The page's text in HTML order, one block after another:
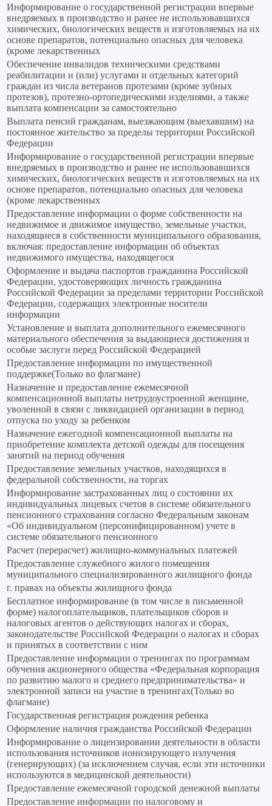
Информирование о государственной регистрации впервые
внедряемых в производство и ранее не использовавшихся
химических, биологических веществ и изготовляемых на их
основе препаратов, потенциально опасных для человека
(кроме лекарственных
Обеспечение инвалидов техническими средствами
реабилитации и (или) услугами и отдельных категорий
граждан из числа ветеранов протезами (кроме зубных
протезов), протезно-ортопедическими изделиями, а также
выплата компенсации за самостоятельно
Выплата пенсий гражданам, выезжающим (выехавшим) на
постоянное жительство за пределы территории Российской
Федерации
Информирование о государственной регистрации впервые
внедряемых в производство и ранее не использовавшихся
химических, биологических веществ и изготовляемых на их
основе препаратов, потенциально опасных для человека
(кроме лекарственных
Предоставление информации о форме собственности на
недвижимое и движимое имущество, земельные участки,
находящиеся в собственности муниципального образования,
включая: предоставление информации об объектах
недвижимого имущества, находящегося
Оформление и выдача паспортов гражданина Российской
Федерации, удостоверяющих личность гражданина
Российской Федерации за пределами территории Российской
Федерации, содержащих электронные носители
информации
Установление и выплата дополнительного ежемесячного
материального обеспечения за выдающиеся достижения и
особые заслуги перед Российской Федерацией
Предоставление информации по имущественной
поддержке(Только во флагмане)
Назначение и предоставление ежемесячной
компенсационной выплаты нетрудоустроенной женщине,
уволенной в связи с ликвидацией организации в период
отпуска по уходу за ребенком
Назначение ежегодной компенсационной выплаты на
приобретение комплекта детской одежды для посещения
занятий на период обучения
Предоставление земельных участков, находящихся в
федеральной собственности, на торгах
Информирование застрахованных лиц о состоянии их
индивидуальных лицевых счетов в системе обязательного
пенсионного страхования согласно Федеральным законам
«Об индивидуальном (персонифицированном) учете в
системе обязательного пенсионного
Расчет (перерасчет) жилищно-коммунальных платежей
Предоставление служебного жилого помещения
муниципального специализированного жилищного фонда
г. правах на объекты жилищного фонда
Бесплатное информирование (в том числе в письменной
форме) налогоплательщиков, плательщиков сборов и
налоговых агентов о действующих налогах и сборах,
законодательстве Российской Федерации о налогах и сборах
и принятых в соответствии с ним
Предоставление информации о тренингах по программам
обучения акционерного общества «Федеральная корпорация
по развитию малого и среднего предпринимательства» и
электронной записи на участие в тренингах(Только во
флагмане)
Государственная регистрация рождения ребенка
Оформление наличия гражданства Российской Федерации
Информирование о лицензировании деятельности в области
использования источников ионизирующего излучения
(генерирующих) (за исключением случая, если эти источники
используются в медицинской деятельности)
Предоставление ежемесячной городской денежной выплаты
Предоставление информации по налоговому и